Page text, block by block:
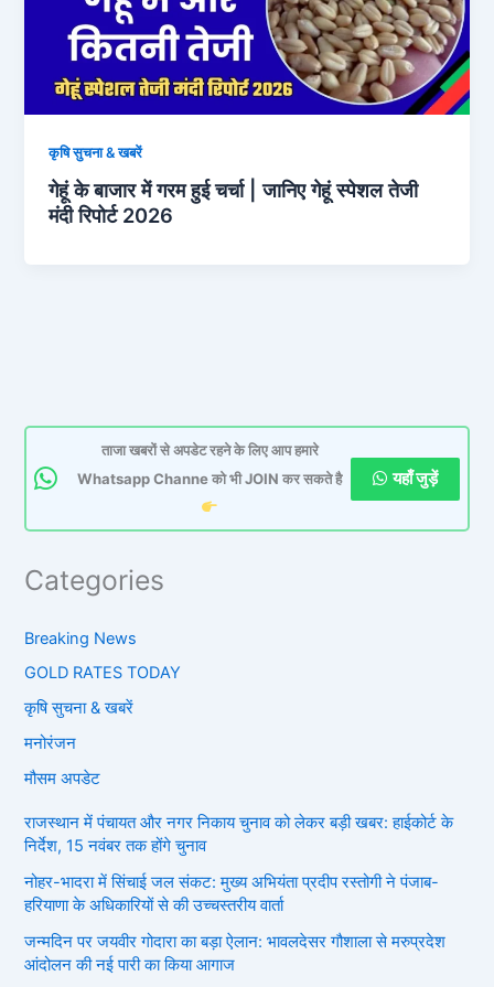
कृषि सुचना & खबरें
गेहूं के बाजार में गरम हुई चर्चा | जानिए गेहूं स्पेशल तेजी
मंदी रिपोर्ट 2026
ताजा खबरों से अपडेट रहने के लिए आप हमारे
Whatsapp Channe को भी JOIN कर सकते है
यहाँ जुड़ें
Categories
Breaking News
GOLD RATES TODAY
कृषि सुचना & खबरें
मनोरंजन
मौसम अपडेट
राजस्थान में पंचायत और नगर निकाय चुनाव को लेकर बड़ी खबर: हाईकोर्ट के
निर्देश, 15 नवंबर तक होंगे चुनाव
नोहर-भादरा में सिंचाई जल संकट: मुख्य अभियंता प्रदीप रस्तोगी ने पंजाब-
हरियाणा के अधिकारियों से की उच्चस्तरीय वार्ता
जन्मदिन पर जयवीर गोदारा का बड़ा ऐलान: भावलदेसर गौशाला से मरुप्रदेश
आंदोलन की नई पारी का किया आगाज